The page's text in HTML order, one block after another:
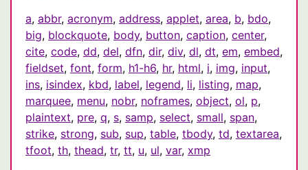
a, abbr, acronym, address, applet, area, b, bdo,
big, blockquote, body, button, caption, center,
cite, code, dd, del, dfn, dir, div, dl, dt, em, embed,
fieldset, font, form, h1-h6, hr, html, i, img, input,
ins, isindex, kbd, label, legend, li, listing, map,
marquee, menu, nobr, noframes, object, ol, p,
plaintext, pre, q, s, samp, select, small, span,
strike, strong, sub, sup, table, tbody, td, textarea,
tfoot, th, thead, tr, tt, u, ul, var, xmp